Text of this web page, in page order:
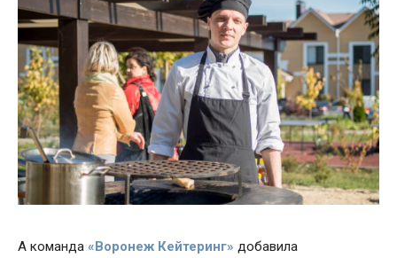
А команда «Воронеж Кейтеринг» добавила